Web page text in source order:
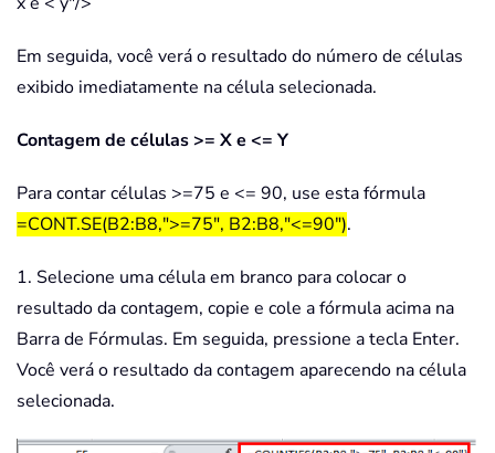
Em seguida, você verá o resultado do número de células
exibido imediatamente na célula selecionada.
Contagem de células >= X e <= Y
Para contar células >=75 e <= 90, use esta fórmula
=CONT.SE(B2:B8,">=75", B2:B8,"<=90").
1. Selecione uma célula em branco para colocar o
resultado da contagem, copie e cole a fórmula acima na
Barra de Fórmulas. Em seguida, pressione a tecla Enter.
Você verá o resultado da contagem aparecendo na célula
selecionada.